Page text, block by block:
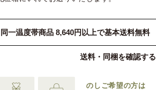
同一温度帯商品 8,640円以上で基本送料無料
送料・同梱を確認する
のしご希望の方は